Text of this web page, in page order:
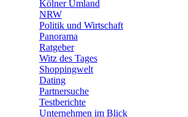
Kölner Umland
NRW
Politik und Wirtschaft
Panorama
Ratgeber
Witz des Tages
Shoppingwelt
Dating
Partnersuche
Testberichte
Unternehmen im Blick